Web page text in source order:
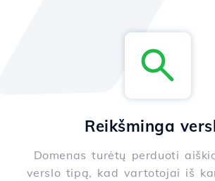
Reikšminga
Domenas turėtų perduoti
verslo tipą, kad vartotojai iš